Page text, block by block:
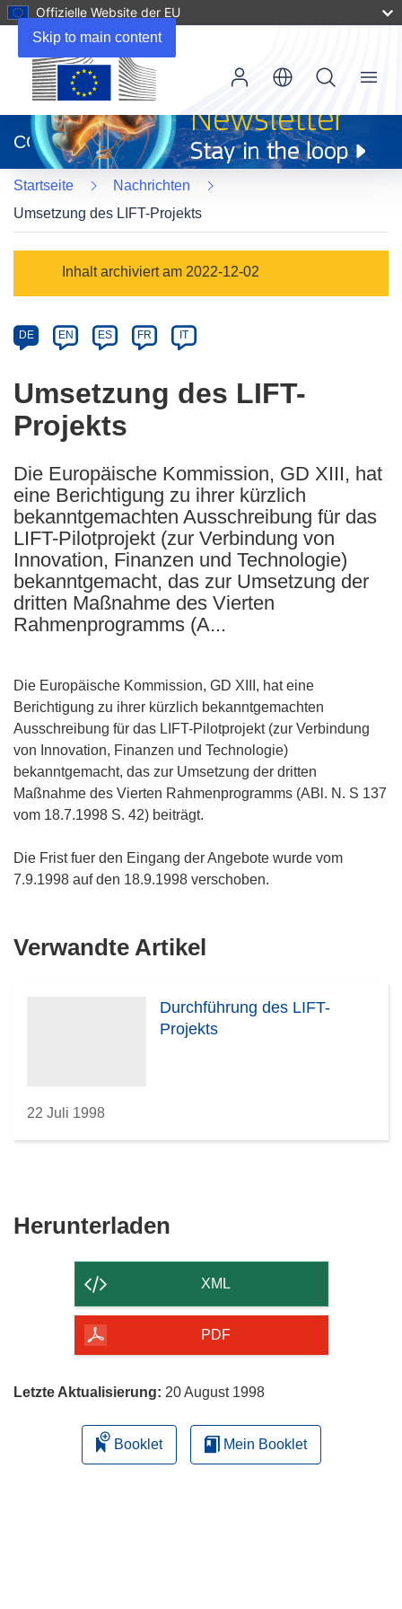
Skip to main content
Offizielle Website der EU
neuem
Fenster)
CORDIS
Menu
Startseite
Nachrichten
Umsetzung des LIFT-Projekts
Category
Inhalt archiviert am 2022-12-02
Article
available
the
following
languages:
DE EN ES FR IT
Umsetzung des LIFT-
Projekts
Die Europäische Kommission, GD XIII, hat
eine Berichtigung zu ihrer kürzlich
bekanntgemachten Ausschreibung für das
LIFT-Pilotprojekt (zur Verbindung von
Innovation, Finanzen und Technologie)
bekanntgemacht, das zur Umsetzung der
dritten Maßnahme des Vierten
Rahmenprogramms (A...
Die Europäische Kommission, GD XIII, hat eine
Berichtigung zu ihrer kürzlich bekanntgemachten
Ausschreibung für das LIFT-Pilotprojekt (zur Verbindung
von Innovation, Finanzen und Technologie)
bekanntgemacht, das zur Umsetzung der dritten
Maßnahme des Vierten Rahmenprogramms (ABl. N. S 137
vom 18.7.1998 S. 42) beiträgt.
Die Frist fuer den Eingang der Angebote wurde vom
7.9.1998 auf den 18.9.1998 verschoben.
Verwandte Artikel
Durchführung des LIFT-
Projekts
22 Juli 1998
Herunterladen
der
Seite
herunterladen
XML
PDF
Letzte Aktualisierung: 20 August 1998
Booklet Mein Booklet